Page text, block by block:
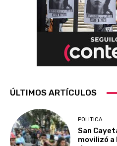
ÚLTIMOS ARTÍCULOS
POLITICA
San
movilizó a